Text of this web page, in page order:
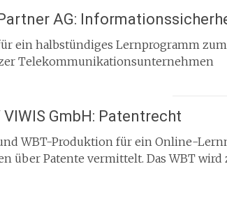
AG:
ein halbstündiges Lernprogramm
Telekommunikationsunternehmen
VIWIS GmbH: Patentrecht
WBT-Produktion für ein Online-
über Patente vermittelt. Das WBT